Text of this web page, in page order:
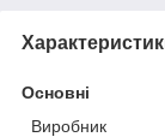
Основні
Виробник